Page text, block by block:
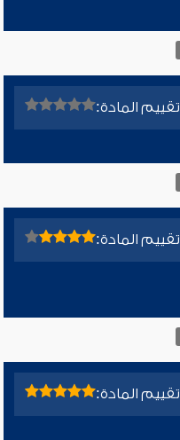
تقييم المادة:
تقييم المادة:
تقييم المادة: